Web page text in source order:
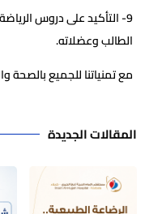
9- التأكيد على دروس
الطالب وعضلاته.
مع تمنياتنا للجميع بالصحة
المقالات الجديدة